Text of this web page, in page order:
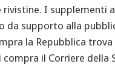
rivistine. I supplementi
da supporto alla
la Repubblica
compra il Corriere della